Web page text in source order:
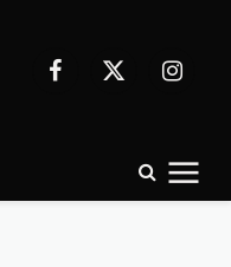
Facebook
X